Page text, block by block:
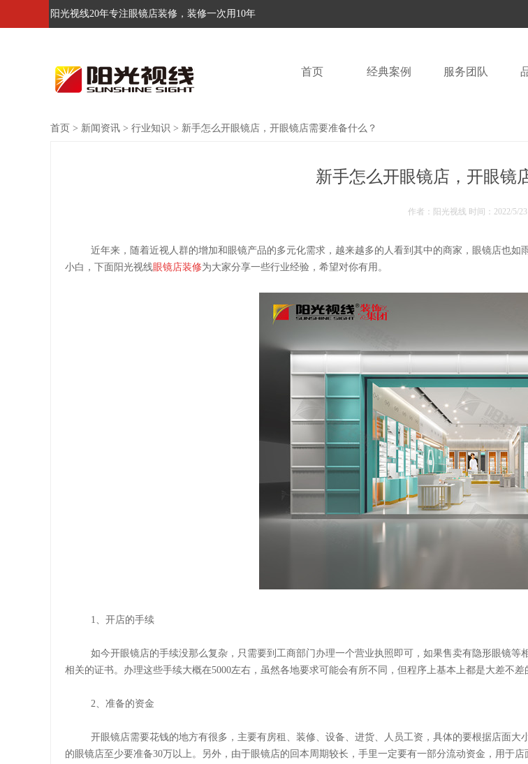
阳光视线20年专注眼镜店装修，装修一次用10年
首页 经典案例 服务团队
首页 > 新闻资讯 > 行业知识 > 新手怎么开眼镜店，开眼镜店需要准备什么？
新手怎么开眼镜店，开眼镜
作者：阳光视线 时间： 2022/5/
近年来，随着近视人群的增加和眼镜产品的多元化需求，越来越多的人看到其中的商家，眼镜店也
小白，下面阳光视线眼镜店装修为大家分享一些行业经验，希望对你有用。
1、开店的手续
如今开眼镜店的手续没那么复杂，只需要到工商部门办理一个营业执照即可，如果售卖有隐形眼镜
相关的证书。办理这些手续大概在5000左右，虽然各地要求可能会有所不同，但程序上基本上都是大差不差
2、准备的资金
开眼镜店需要花钱的地方有很多，主要有房租、装修、设备、进货、人员工资，具体的要根据店面
的眼镜店至少要准备30万以上。另外，由于眼镜店的回本周期较长，手里一定要有一部分流动资金，用于店